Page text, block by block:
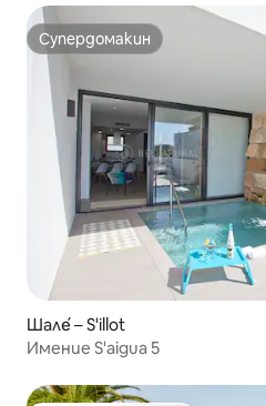
Супердомакин
Супердомакин
Шале́ – S'illot
Имение S'aigua 5